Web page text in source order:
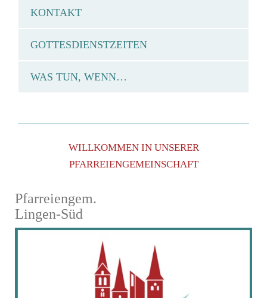
KONTAKT
GOTTESDIENSTZEITEN
WAS TUN, WENN…
WILLKOMMEN IN UNSERER
PFARREIENGEMEINSCHAFT
Pfarreiengem.
Lingen-Süd